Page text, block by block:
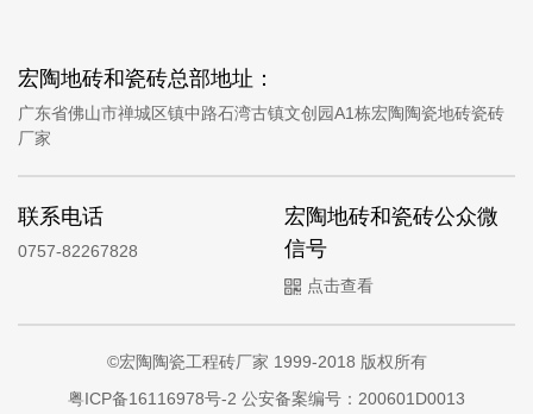
宏陶地砖和瓷砖总部地址：
广东省佛山市禅城区镇中路石湾古镇文创园A1栋宏陶陶瓷地砖瓷砖
厂家
联系电话
0757-82267828
宏陶地砖和瓷砖公众微
信号
点击查看
©宏陶陶瓷工程砖厂家 1999-2018 版权所有
粤ICP备16116978号-2 公安备案编号：200601D0013